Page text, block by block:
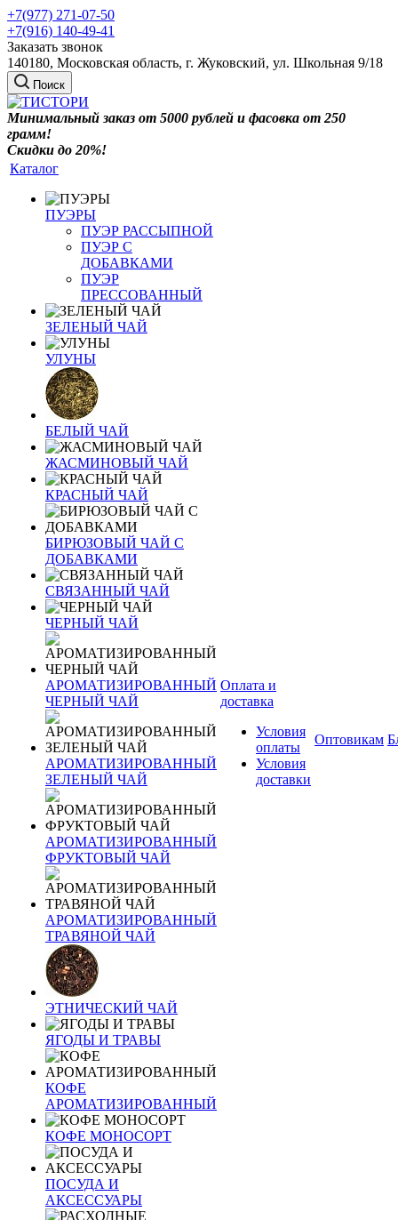
+7(977) 271-07-50
+7(916) 140-49-41
Заказать звонок
140180, Московская область, г. Жуковский, ул. Школьная 9/18
Поиск
Минимальный заказ от 5000 рублей и фасовка от 250
грамм!
Скидки до 20%!
Каталог
ПУЭРЫ
ПУЭР РАССЫПНОЙ
ПУЭР С
ДОБАВКАМИ
ПУЭР
ПРЕССОВАННЫЙ
ЗЕЛЕНЫЙ ЧАЙ
УЛУНЫ
БЕЛЫЙ ЧАЙ
ЖАСМИНОВЫЙ ЧАЙ
КРАСНЫЙ ЧАЙ
БИРЮЗОВЫЙ ЧАЙ С
ДОБАВКАМИ
СВЯЗАННЫЙ ЧАЙ
ЧЕРНЫЙ ЧАЙ
АРОМАТИЗИРОВАННЫЙ
ЧЕРНЫЙ ЧАЙ
АРОМАТИЗИРОВАННЫЙ
ЗЕЛЕНЫЙ ЧАЙ
АРОМАТИЗИРОВАННЫЙ
ФРУКТОВЫЙ ЧАЙ
АРОМАТИЗИРОВАННЫЙ
ТРАВЯНОЙ ЧАЙ
ЭТНИЧЕСКИЙ ЧАЙ
ЯГОДЫ И ТРАВЫ
КОФЕ
АРОМАТИЗИРОВАННЫЙ
КОФЕ МОНОСОРТ
ПОСУДА И
АКСЕССУАРЫ
Оплата и
доставка
Условия
оплаты
Условия
доставки
Оптовикам